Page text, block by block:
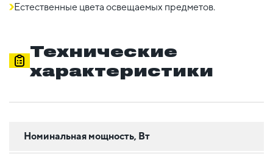
Естественные цвета освещаемых предметов.
Технические
характеристики
Номинальная мощность, Вт